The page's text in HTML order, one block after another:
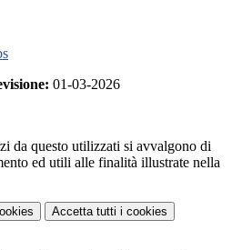
01-03-2026
da questo utilizzati si avvalgono di
ed utili alle finalità illustrate nella
Accetta tutti i cookies